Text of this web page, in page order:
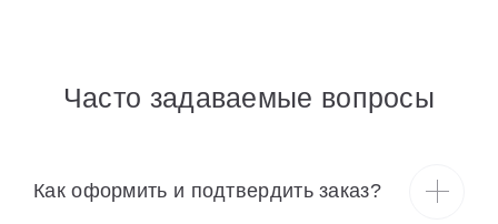
Часто задаваемые вопросы
Как оформить и подтвердить заказ?